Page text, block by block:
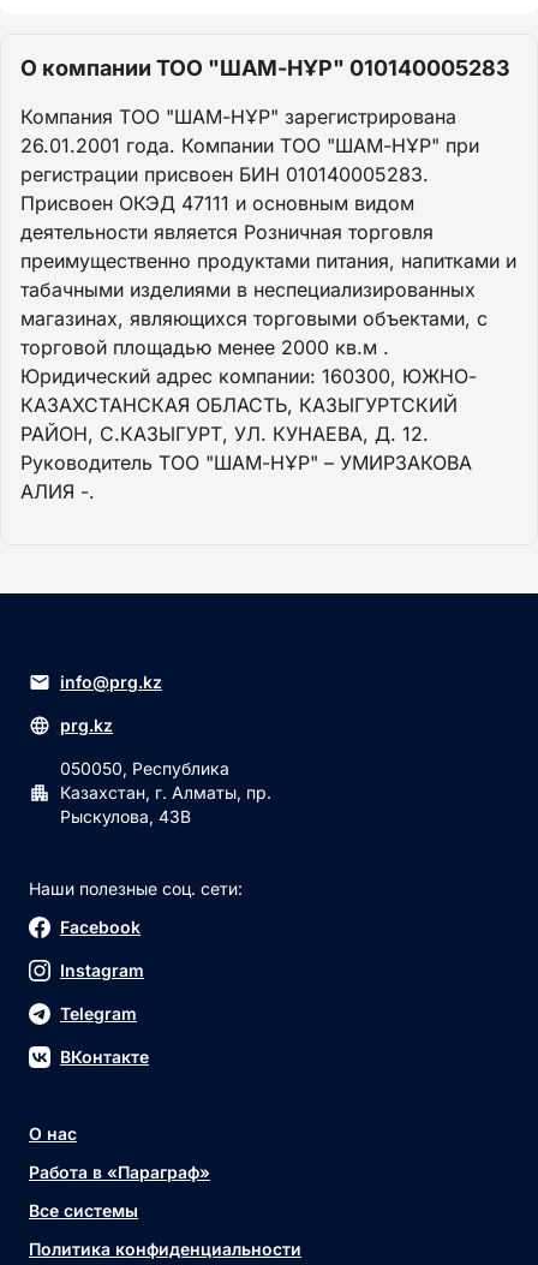
О компании ТОО "ШАМ-НҰР" 010140005283
Компания ТОО "ШАМ-НҰР" зарегистрирована
26.01.2001 года. Компании ТОО "ШАМ-НҰР" при
регистрации присвоен БИН 010140005283.
Присвоен ОКЭД 47111 и основным видом
деятельности является Розничная торговля
преимущественно продуктами питания, напитками и
табачными изделиями в неспециализированных
магазинах, являющихся торговыми объектами, с
торговой площадью менее 2000 кв.м .
Юридический адрес компании: 160300, ЮЖНО-
КАЗАХСТАНСКАЯ ОБЛАСТЬ, КАЗЫГУРТСКИЙ
РАЙОН, С.КАЗЫГУРТ, УЛ. КУНАЕВА, Д. 12.
Руководитель ТОО "ШАМ-НҰР" – УМИРЗАКОВА
АЛИЯ -.
info@prg.kz
prg.kz
050050, Республика
Казахстан, г. Алматы, пр.
Рыскулова, 43В
Наши полезные соц. сети:
Facebook
Instagram
Telegram
ВКонтакте
О нас
Работа в «Параграф»
Все системы
Политика конфиденциальности